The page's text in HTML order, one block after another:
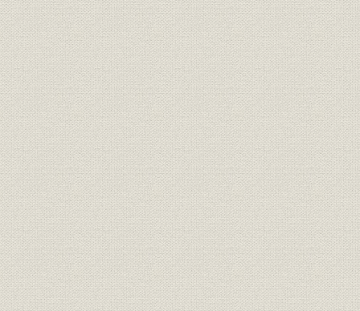
生産 爆薬生産量の推移 1930年
生産 硝化綿の用途別生産量推移 1934年
生産 セルロイド生地生産数量推移 1933年
業界;施設
日中戦争開始以後における海軍
の火薬・爆薬施設の拡充
生産
薬品部における主要製品の生産
量推移
1933年
製品;生産 旭味の生産量推移 1936年度
組織 日窒化学組織図 1944年11